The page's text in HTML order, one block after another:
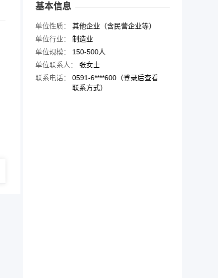
基本信息
单位性质：
其他企业（含民营企业等）
单位行业：
制造业
单位规模：
150-500人
单位联系人：
张女士
联系电话：
0591-6****600（登录后查看
联系方式）